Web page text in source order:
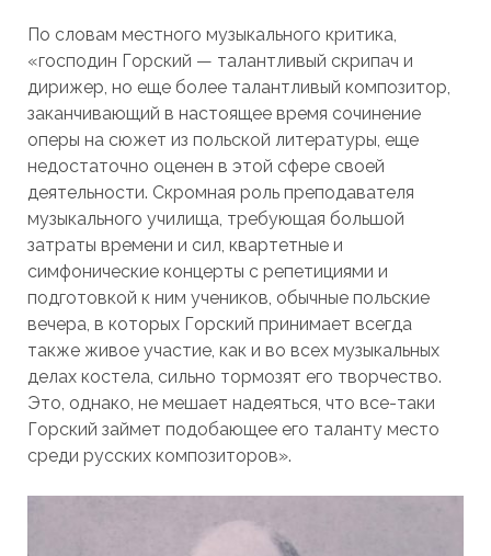
По словам местного музыкального критика,
«господин Горский — талантливый скрипач и
дирижер, но еще более талантливый композитор,
заканчивающий в настоящее время сочинение
оперы на сюжет из польской литературы, еще
недостаточно оценен в этой сфере своей
деятельности. Скромная роль преподавателя
музыкального училища, требующая большой
затраты времени и сил, квартетные и
симфонические концерты с репетициями и
подготовкой к ним учеников, обычные польские
вечера, в которых Горский принимает всегда
также живое участие, как и во всех музыкальных
делах костела, сильно тормозят его творчество.
Это, однако, не мешает надеяться, что все-таки
Горский займет подобающее его таланту место
среди русских композиторов».